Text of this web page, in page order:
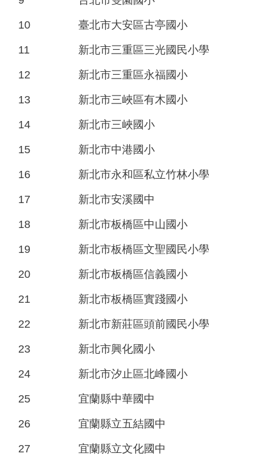
10 臺北市大安區古亭國小
11 新北市三重區三光國民小學
12 新北市三重區永福國小
13 新北市三峽區有木國小
14 新北市三峽國小
15 新北市中港國小
16 新北市永和區私立竹林小學
17 新北市安溪國中
18 新北市板橋區中山國小
19 新北市板橋區文聖國民小學
20 新北市板橋區信義國小
21 新北市板橋區實踐國小
22 新北市新莊區頭前國民小學
23 新北市興化國小
24 新北市汐止區北峰國小
25 宜蘭縣中華國中
26 宜蘭縣立五結國中
27 宜蘭縣立文化國中